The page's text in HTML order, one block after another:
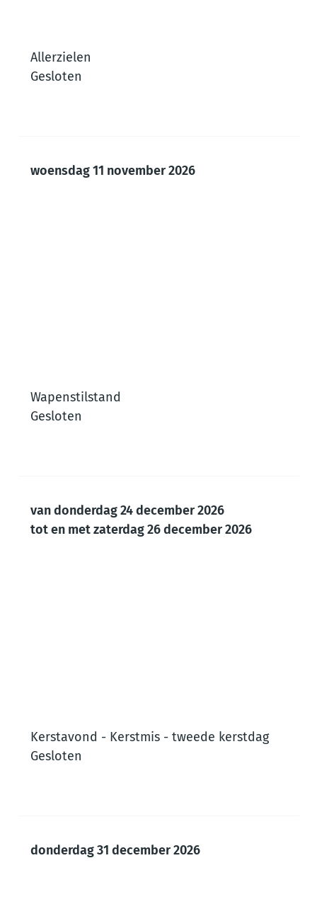
Allerzielen
Gesloten
woensdag 11 november 2026
Wapenstilstand
Gesloten
vandonderdag 24 december 2026
tot en metzaterdag 26 december 2026
Kerstavond - Kerstmis - tweede kerstdag
Gesloten
donderdag 31 december 2026